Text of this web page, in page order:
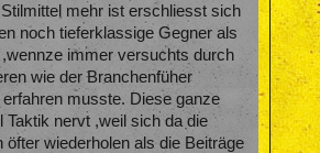
mehr ist erschliesst sich
noch tieferklassige Gegner als
immer versuchts durch
wie der Branchenfüher
musste. Diese ganze
Taktik nervt ,weil sich da die
öfter wiederholen als die Beiträge